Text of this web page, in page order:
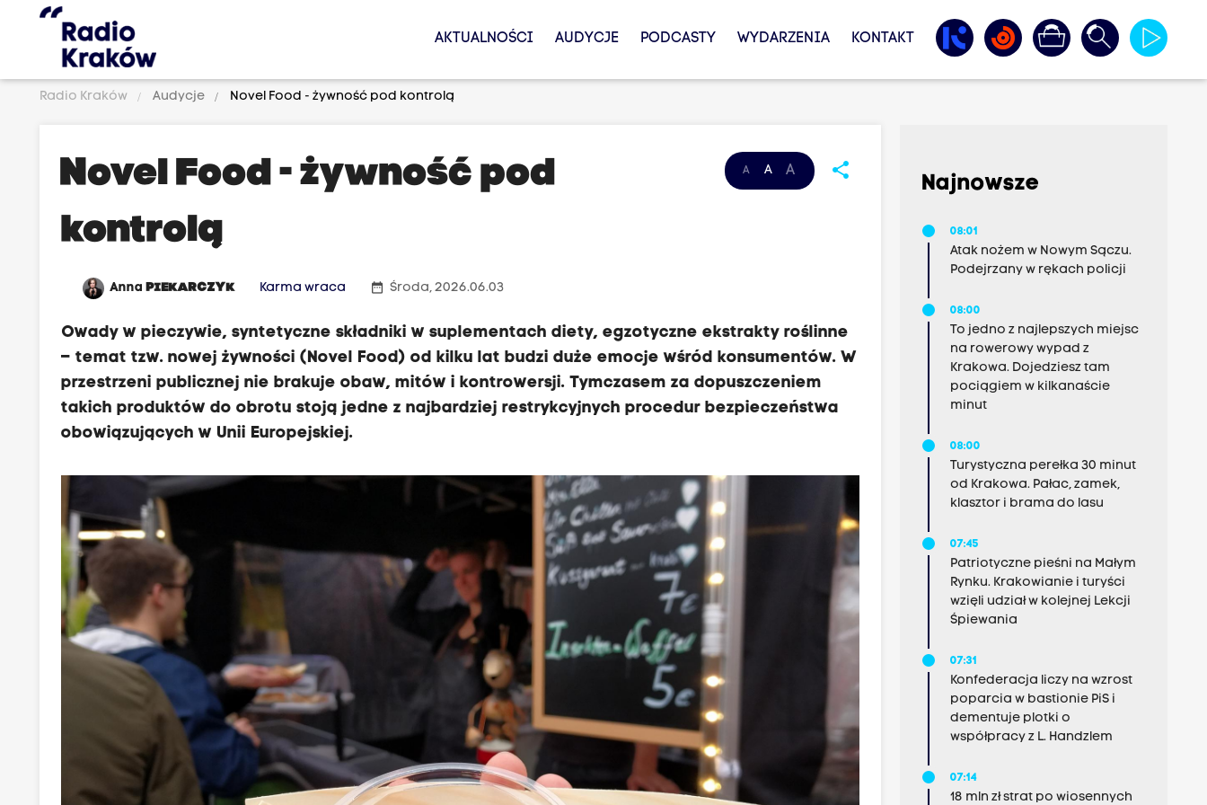
AKTUALNOŚCI AUDYCJE PODCASTY WYDARZENIA KONTAKT
Radio Kraków Audycje Novel Food - żywność pod kontrolą
A A A share
Novel Food - żywność pod
kontrolą
AnnaPIEKARCZYK Karma wraca date_range Środa, 2026.06.03
Owady w pieczywie, syntetyczne składniki w suplementach diety, egzotyczne ekstrakty roślinne
– temat tzw. nowej żywności (Novel Food) od kilku lat budzi duże emocje wśród konsumentów. W
przestrzeni publicznej nie brakuje obaw, mitów i kontrowersji. Tymczasem za dopuszczeniem
takich produktów do obrotu stoją jedne z najbardziej restrykcyjnych procedur bezpieczeństwa
obowiązujących w Unii Europejskiej.
Najnowsze
08:01
Atak nożem w Nowym Sączu.
Podejrzany w rękach policji
08:00
To jedno z najlepszych miejsc
na rowerowy wypad z
Krakowa. Dojedziesz tam
pociągiem w kilkanaście
minut
08:00
Turystyczna perełka 30 minut
od Krakowa. Pałac, zamek,
klasztor i brama do lasu
07:45
Patriotyczne pieśni na Małym
Rynku. Krakowianie i turyści
wzięli udział w kolejnej Lekcji
Śpiewania
07:31
Konfederacja liczy na wzrost
poparcia w bastionie PiS i
dementuje plotki o
współpracy z L. Handzlem
07:14
18 mln zł strat po wiosennych